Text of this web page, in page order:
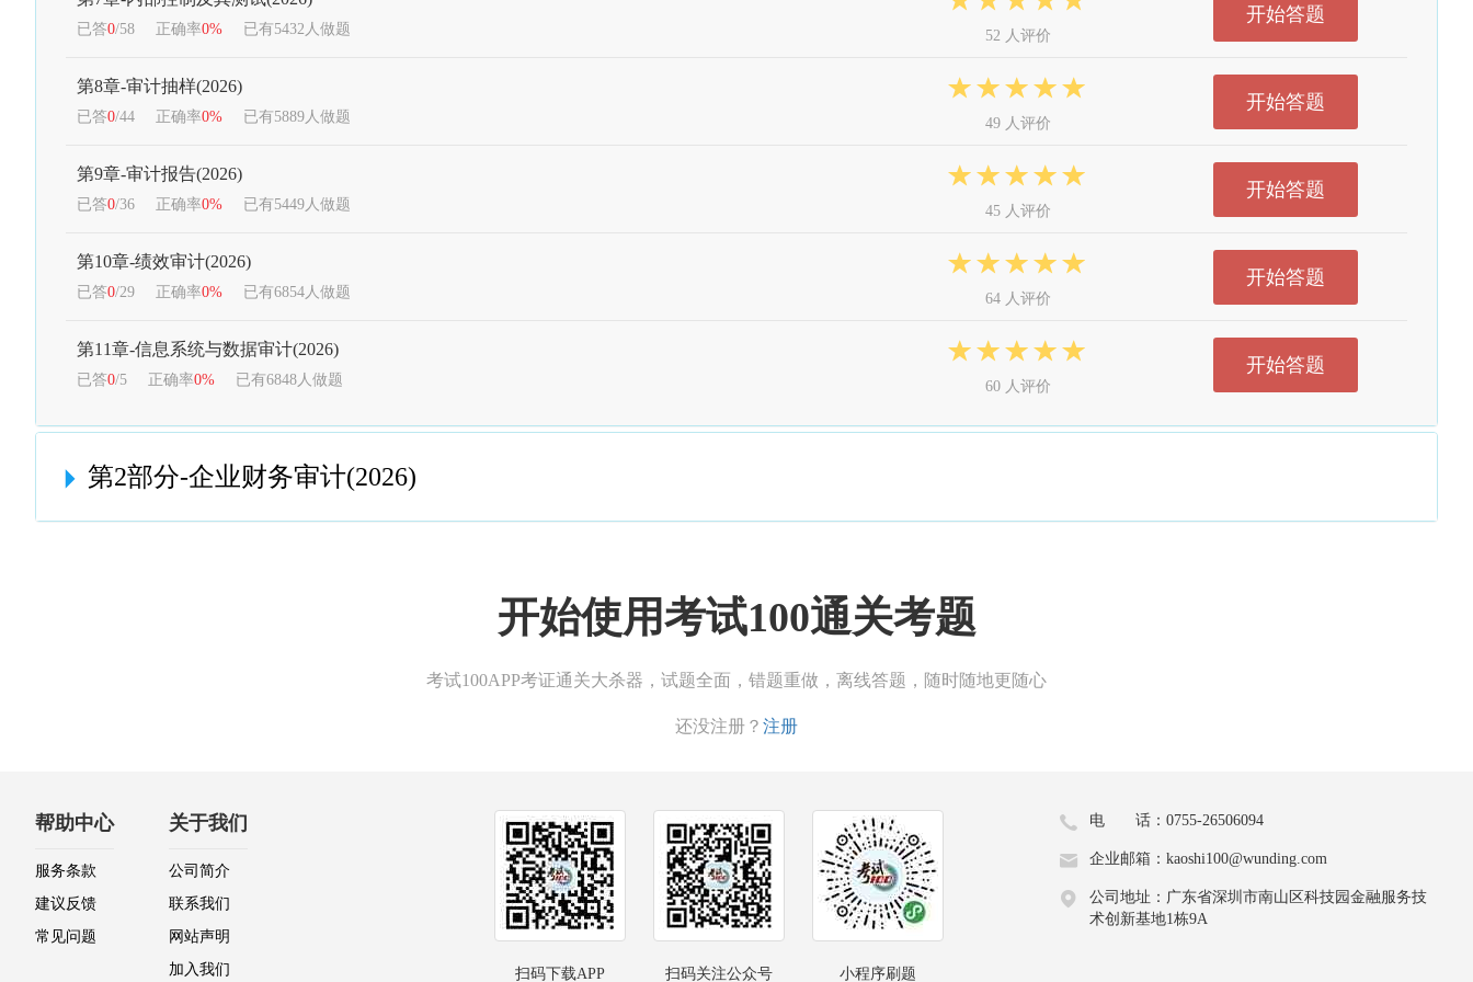
已答0/58 正确率0% 已有5432人做题 52 人评价
开始答题
第8章-审计抽样(2026)
已答0/44 正确率0% 已有5889人做题 49 人评价
开始答题
第9章-审计报告(2026)
已答0/36 正确率0% 已有5449人做题 45 人评价
开始答题
第10章-绩效审计(2026)
已答0/29 正确率0% 已有6854人做题 64 人评价
开始答题
第11章-信息系统与数据审计(2026)
已答0/5 正确率0% 已有6848人做题 60 人评价
开始答题
第2部分-企业财务审计(2026)
开始使用考试100通关考题
考试100APP考证通关大杀器，试题全面，错题重做，离线答题，随时随地更随心
还没注册？ 注册
帮助中心
服务条款
建议反馈
常见问题
关于我们
公司简介
联系我们
网站声明
加入我们
扫码下载APP 扫码关注公众号 小程序刷题
电 话：0755-26506094
企业邮箱：kaoshi100@wunding.com
公司地址：广东省深圳市南山区科技园金融服务技
术创新基地1栋9A